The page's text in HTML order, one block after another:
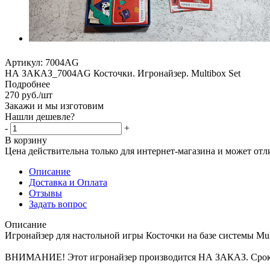
Артикул: 7004AG
НА ЗАКАЗ_7004AG Косточки. Игронайзер. Multibox Set
Подробнее
270 руб./шт
Закажи и мы изготовим
Нашли дешевле?
-
+
В корзину
Цена действительна только для интернет-магазина и может
Описание
Доставка и Оплата
Отзывы
Задать вопрос
Описание
Игронайзер для настольной игры Косточки на базе системы
ВНИМАНИЕ! Этот игронайзер производится НА ЗАКАЗ. Срок